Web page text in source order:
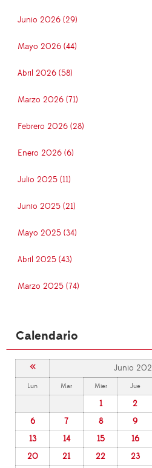
Junio 2026 (29)
Mayo 2026 (44)
Abril 2026 (58)
Marzo 2026 (71)
Febrero 2026 (28)
Enero 2026 (6)
Julio 2025 (11)
Junio 2025 (21)
Mayo 2025 (34)
Abril 2025 (43)
Marzo 2025 (74)
Calendario
« Junio
Lun Mar Mier Jue
1 2
6
7 8 9
13
14 15 16
20
21 22 23